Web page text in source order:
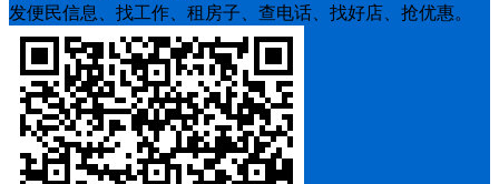
发便民信息、找工作、租房子、查电话、找好店、抢优惠。